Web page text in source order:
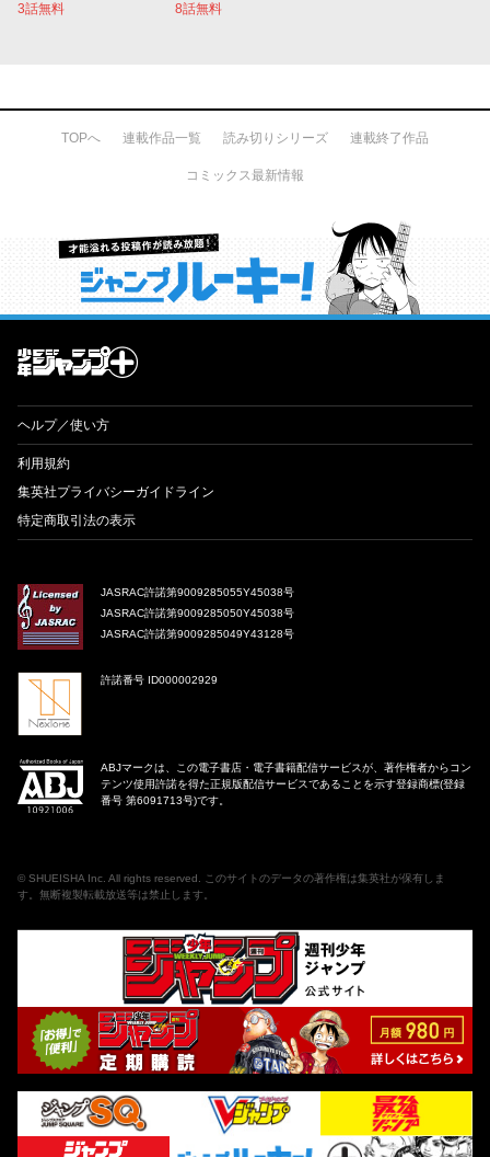
3話無料 8話無料
TOPへ 連載作品一覧 読み切りシリーズ 連載終了作品
コミックス最新情報
才能溢れる投稿作が読み放題！ ジャンプルーキー！
ヘルプ／使い方
利用規約
集英社プライバシーガイドライン
特定商取引法の表示
JASRAC許諾第9009285055Y45038号
JASRAC許諾第9009285050Y45038号
JASRAC許諾第9009285049Y43128号
許諾番号 ID000002929
ABJマークは、この電子書店・電子書籍配信サービスが、著作権者からコン
テンツ使用許諾を得た正規版配信サービスであることを示す登録商標(登録
番号 第6091713号)です。
© SHUEISHA Inc. All rights reserved. このサイトのデータの著作権は集英社が保有しま
す。無断複製転載放送等は禁止します。